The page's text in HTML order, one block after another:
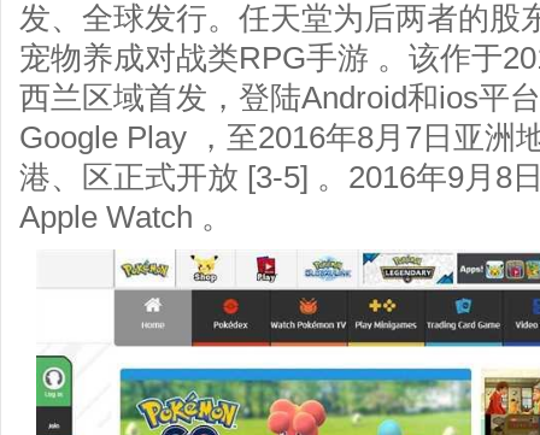
发、全球发行。任天堂为后两者的股
宠物养成对战类RPG手游 。该作于
西兰区域首发，登陆Android和ios平
Google Play ，至2016年8月7日亚洲
港、区正式开放 [3-5] 。2016年9月8
Apple Watch 。